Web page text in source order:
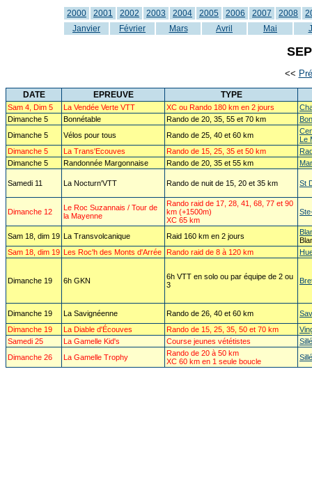
2000 2001 2002 2003 2004 2005 2006 2007 2008
Janvier
Février Mars Avril Mai
<<
DATE EPREUVE TYPE
Sam 4, Dim 5 La Vendée Verte VTT XC ou Rando 180 km en 2 jours
Dimanche 5
Bonnétable Rando de 20, 35, 55 et 70 km
Dimanche 5
Vélos pour tous Rando de 25, 40 et 60 km
Le
Dimanche 5
La Trans'Ecouves Rando de 15, 25, 35 et 50 km
Dimanche 5
Randonnée Margonnaise Rando de 20, 35 et 55 km
Samedi 11 La Nocturn'VTT Rando de nuit de 15, 20 et 35 km St
Dimanche 12
Le Roc Suzannais / Tour de
la Mayenne
Rando raid de 17, 28, 41, 68, 77 et 90
km (+1500m)
XC 65 km
Sam 18, dim 19 La Transvolcanique Raid 160 km en 2 jours
Sam 18, dim 19 Les Roc'h des Monts d'Arrée Rando raid de 8 à 120 km
Dimanche 19 6h GKN
6h VTT en solo ou par équipe de 2 ou
3
Dimanche 19 La Savignéenne Rando de 26, 40 et 60 km
Dimanche 19
La Diable d'Écouves Rando de 15, 25, 35, 50 et 70 km
Samedi 25
La Gamelle Kid's Course jeunes vététistes
Dimanche 26
La Gamelle Trophy
Rando de 20 à 50 km
XC 60 km en 1 seule boucle